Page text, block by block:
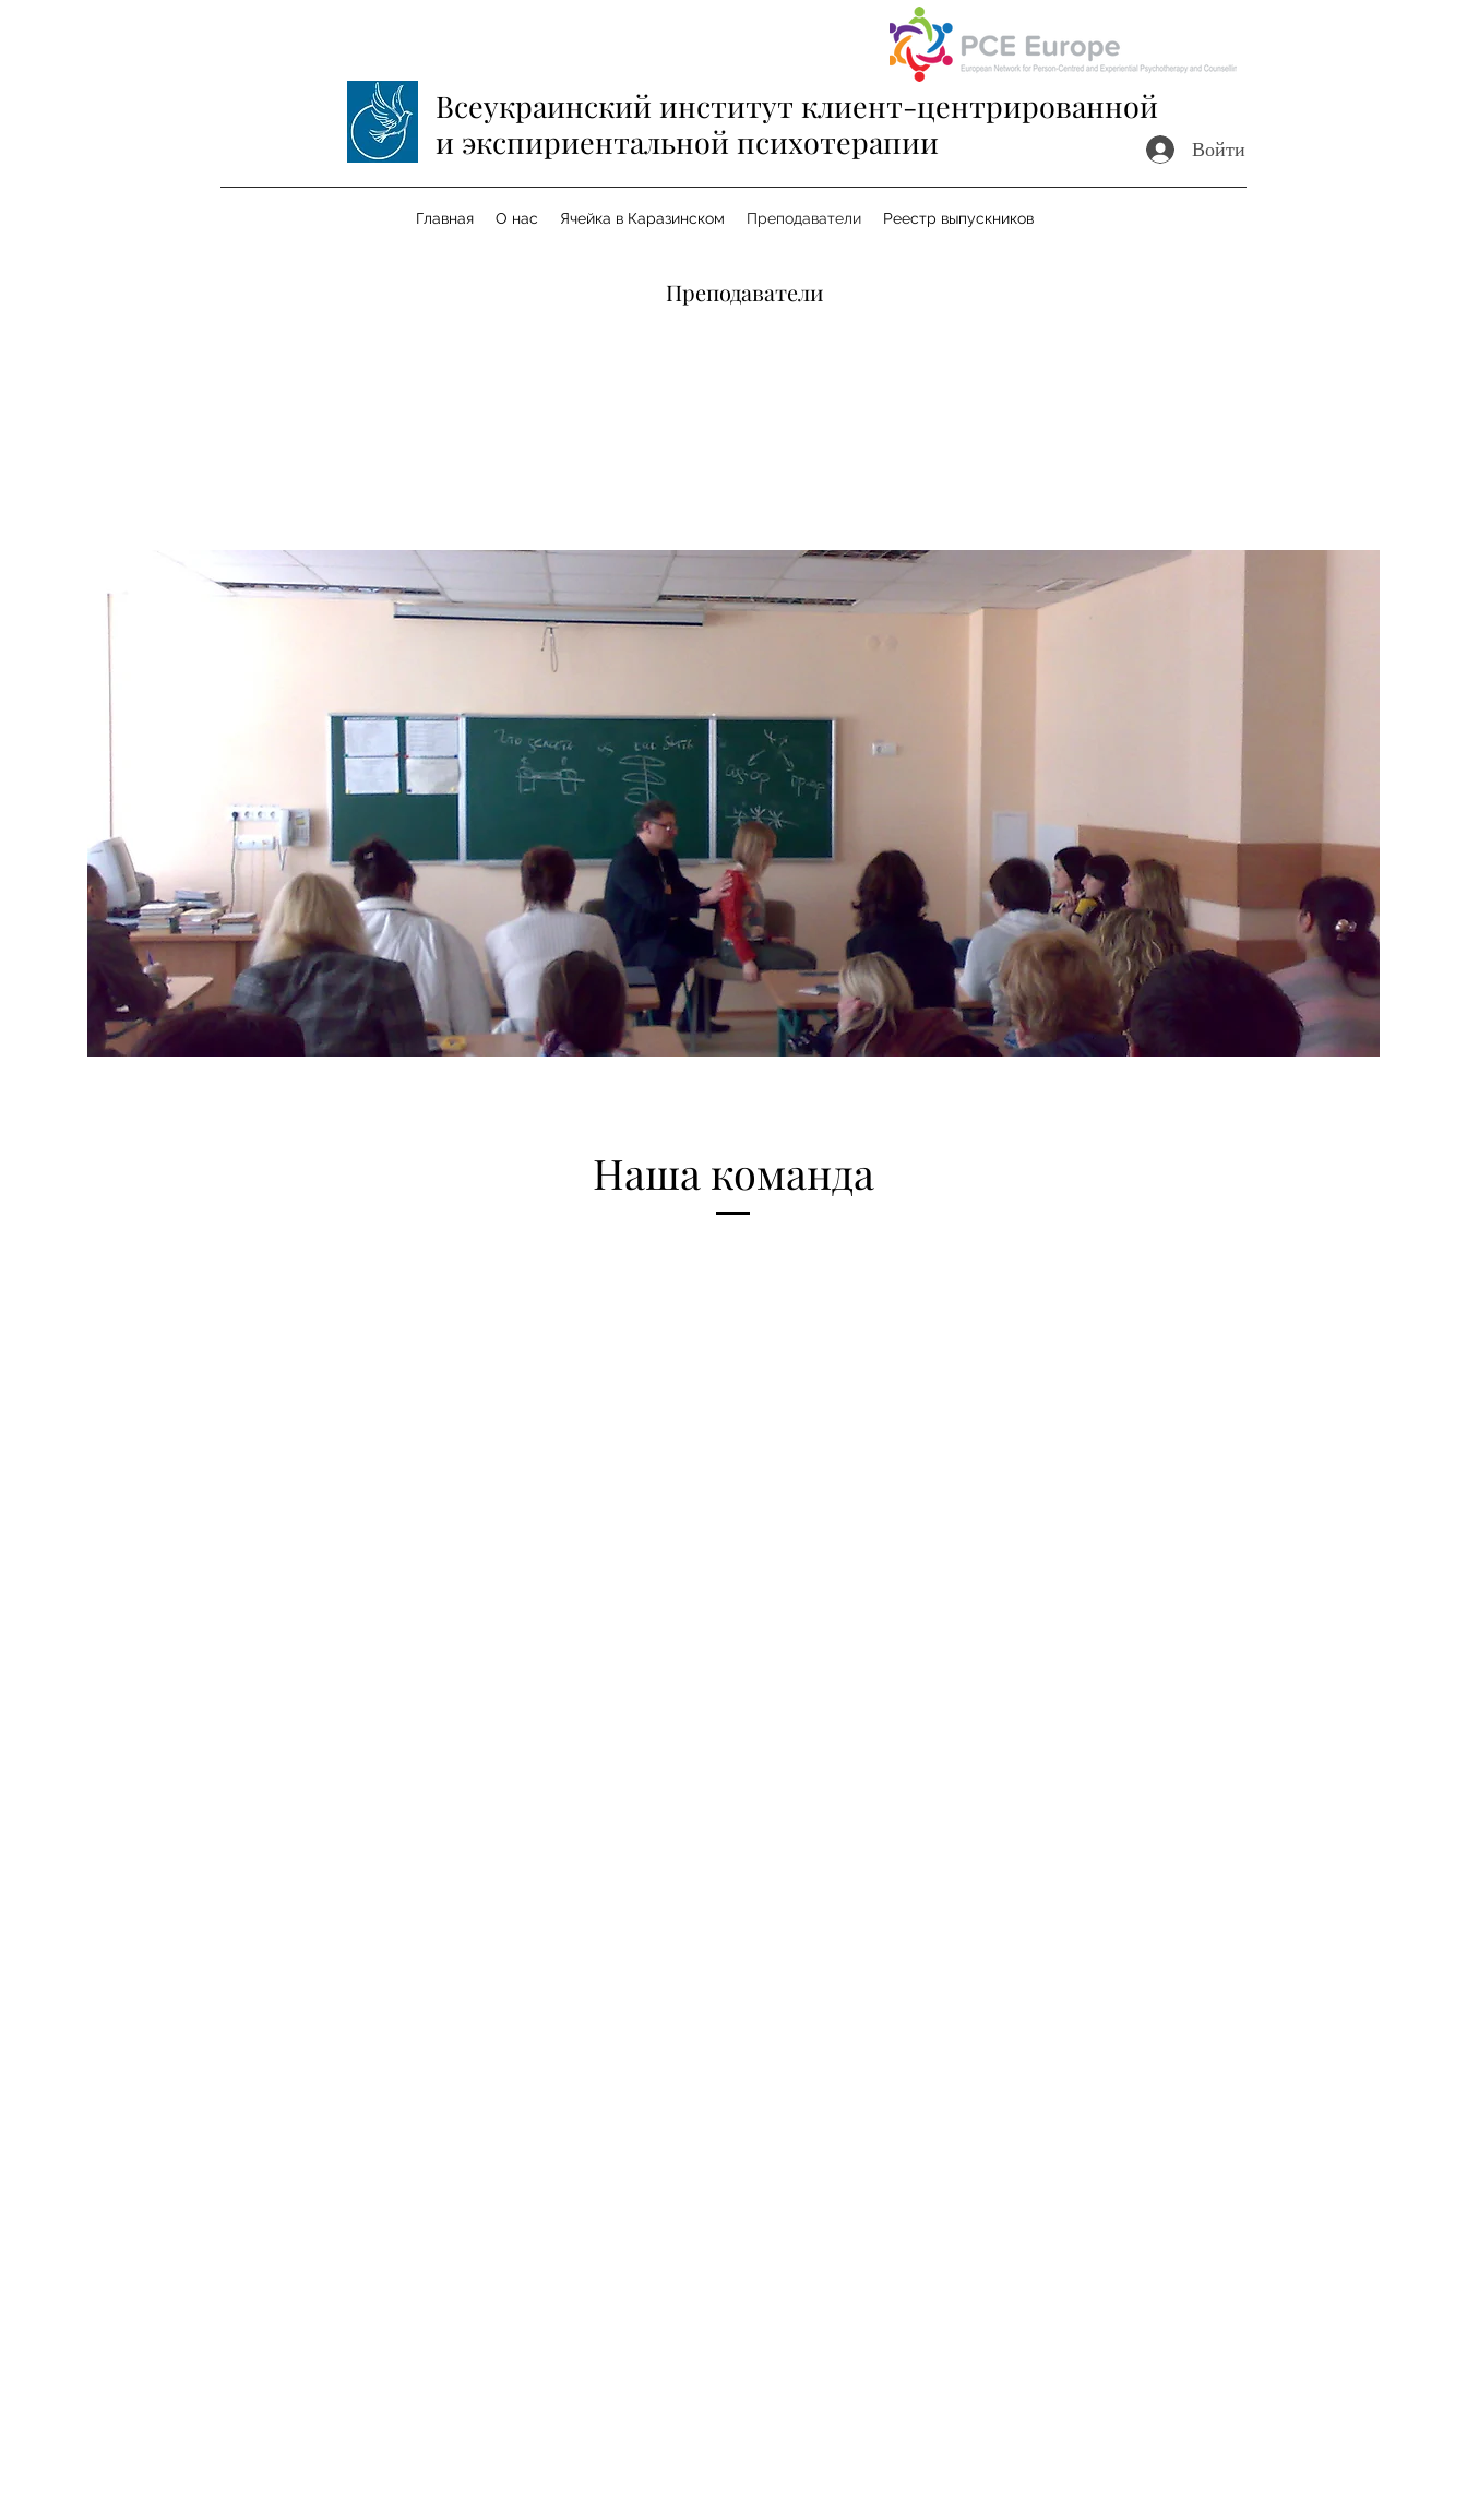
Войти
Всеукраинский институт клиент-центрированной
и экспириентальной психотерапии
Главная О нас Ячейка в Каразинском Преподаватели Реестр выпускников
Преподаватели
Наша команда